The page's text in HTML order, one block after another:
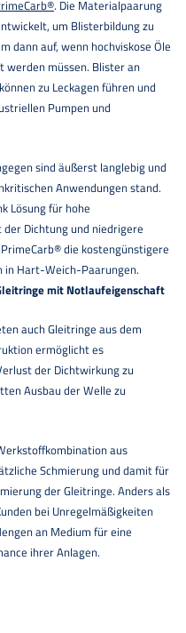
. Die Materialpaarung
um Blisterbildung zu
dann auf, wenn hochviskose Öle
werden müssen. Blister an
zu Leckagen führen und
Pumpen und
sind äußerst langlebig und
Anwendungen stand.
Lösung für hohe
Dichtung und niedrigere
die kostengünstigere
in Hart-Weich-Paarungen.
mit Notlaufeigenschaft
auch Gleitringe aus dem
ermöglicht es
der Dichtwirkung zu
Ausbau der Welle zu
aus
Schmierung und damit für
der Gleitringe. Anders als
bei Unregelmäßigkeiten
an Medium für eine
ihrer Anlagen.